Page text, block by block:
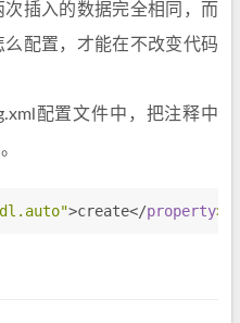
插入的数据完全相同，而
配置，才能在不改变代码
配置文件中，把注释中
>create</property>